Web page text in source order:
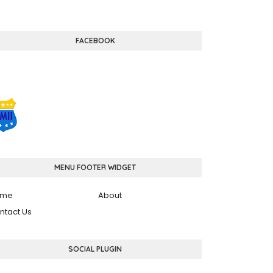
FACEBOOK
MENU FOOTER WIDGET
About
Us
SOCIAL PLUGIN